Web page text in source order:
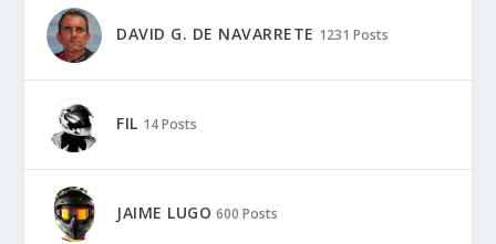
DAVID G. DE NAVARRETE 1231 Posts
FIL 14 Posts
JAIME LUGO 600 Posts